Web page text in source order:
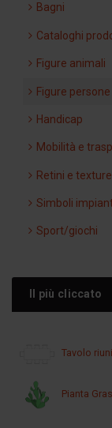
Bagni
Cataloghi
Figure animali
Figure persone
Handicap
Mobilità e
Retini e texture
Simboli
Sport/giochi
Il più cliccato
Tavolo
Pianta